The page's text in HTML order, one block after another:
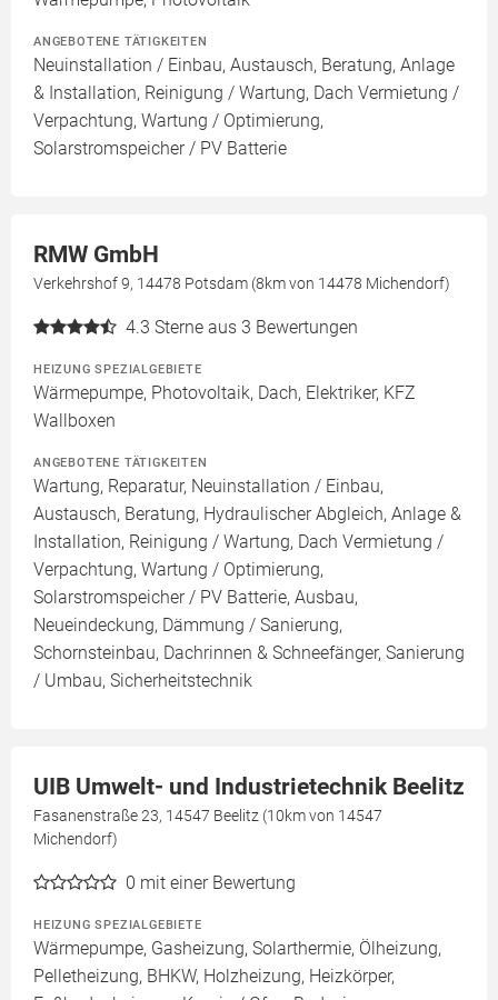
ANGEBOTENE TÄTIGKEITEN
Neuinstallation / Einbau, Austausch, Beratung, Anlage
& Installation, Reinigung / Wartung, Dach Vermietung /
Verpachtung, Wartung / Optimierung,
Solarstromspeicher / PV Batterie
RMW GmbH
Verkehrshof 9, 14478 Potsdam (8km von 14478 Michendorf)
4.3 Sterne aus 3 Bewertungen
HEIZUNG SPEZIALGEBIETE
Wärmepumpe, Photovoltaik, Dach, Elektriker, KFZ
Wallboxen
ANGEBOTENE TÄTIGKEITEN
Wartung, Reparatur, Neuinstallation / Einbau,
Austausch, Beratung, Hydraulischer Abgleich, Anlage &
Installation, Reinigung / Wartung, Dach Vermietung /
Verpachtung, Wartung / Optimierung,
Solarstromspeicher / PV Batterie, Ausbau,
Neueindeckung, Dämmung / Sanierung,
Schornsteinbau, Dachrinnen & Schneefänger, Sanierung
/ Umbau, Sicherheitstechnik
UIB Umwelt- und Industrietechnik Beelitz
Fasanenstraße 23, 14547 Beelitz (10km von 14547
Michendorf)
0 mit einer Bewertung
HEIZUNG SPEZIALGEBIETE
Wärmepumpe, Gasheizung, Solarthermie, Ölheizung,
Pelletheizung, BHKW, Holzheizung, Heizkörper,